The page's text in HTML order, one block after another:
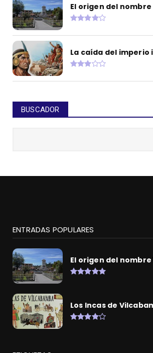
El origen del
La caída del imperio
BUSCADOR
ENTRADAS POPULARES
El origen del
Los Incas de